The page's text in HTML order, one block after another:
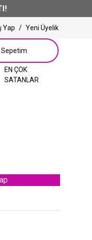
Yap / Yeni Üyelik
Sepetim
EN ÇOK
SATANLAR